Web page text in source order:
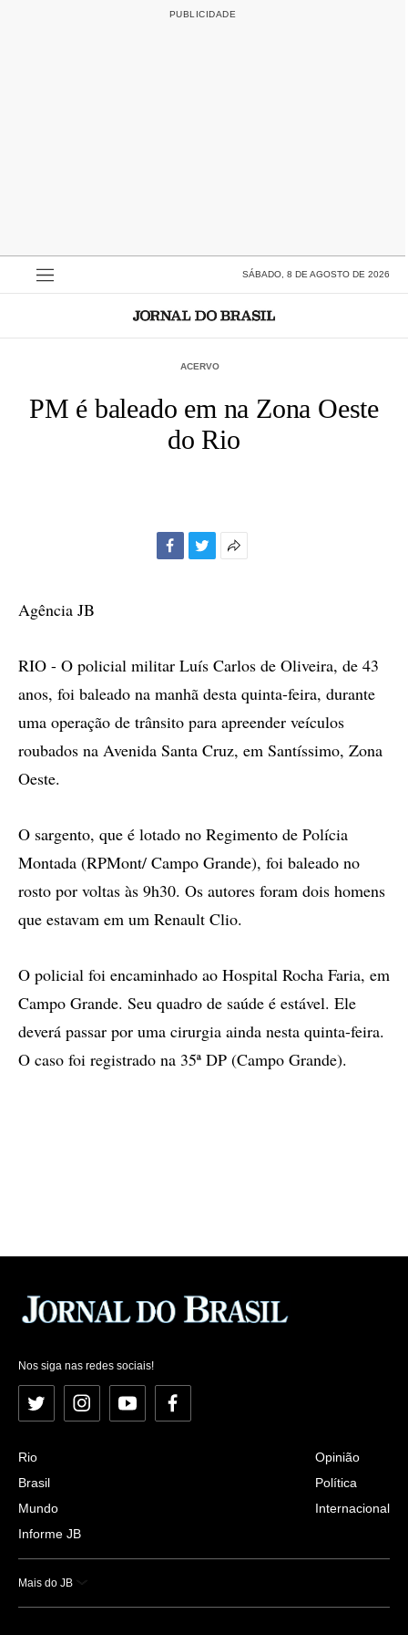
SÁBADO, 8 DE AGOSTO DE 2026
ACERVO
PM é baleado em na Zona Oeste
do Rio
Agência JB
RIO - O policial militar Luís Carlos de Oliveira, de 43
anos, foi baleado na manhã desta quinta-feira, durante
uma operação de trânsito para apreender veículos
roubados na Avenida Santa Cruz, em Santíssimo, Zona
Oeste.
O sargento, que é lotado no Regimento de Polícia
Montada (RPMont/ Campo Grande), foi baleado no
rosto por voltas às 9h30. Os autores foram dois homens
que estavam em um Renault Clio.
O policial foi encaminhado ao Hospital Rocha Faria, em
Campo Grande. Seu quadro de saúde é estável. Ele
deverá passar por uma cirurgia ainda nesta quinta-feira.
O caso foi registrado na 35ª DP (Campo Grande).
Nos siga nas redes sociais!
Twitter InstagramYouTubeFacebook
Rio
Brasil
Mundo
Informe JB
Opinião
Política
Internacional
Mais do JB
Esportes